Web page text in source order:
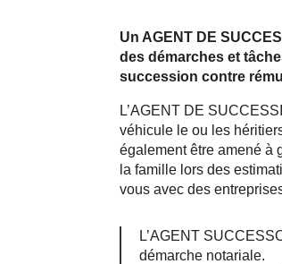
Un AGENT DE
des démarches et
succession contre
L’AGENT DE
véhicule le ou les
également être amené à
la famille lors des
vous avec des
L’AGENT
démarche notariale.